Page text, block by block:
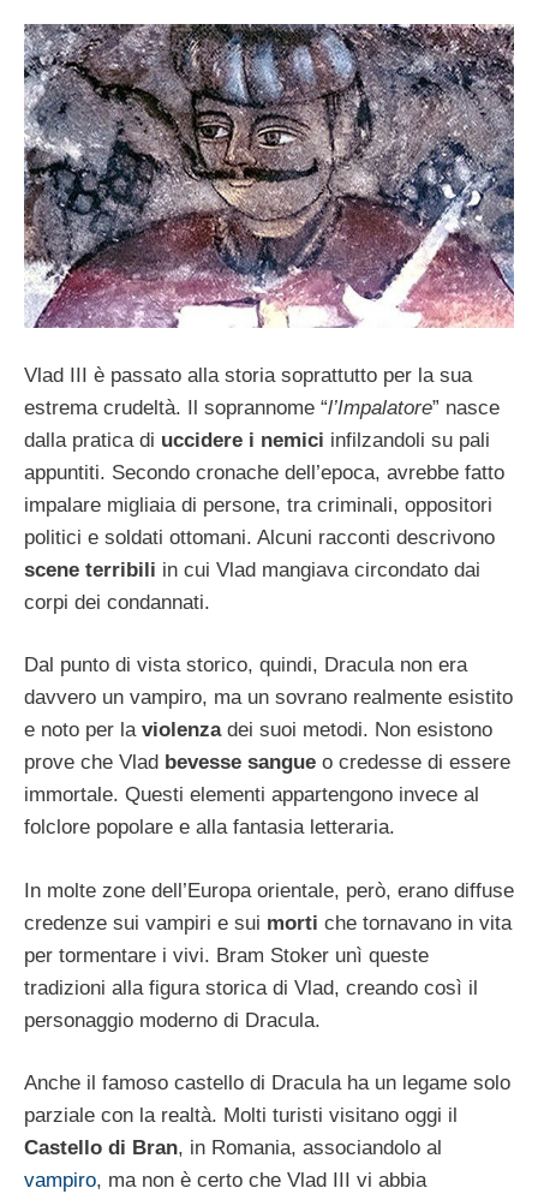
Vlad III è passato alla storia soprattutto per la sua
estrema crudeltà. Il soprannome “l’Impalatore” nasce
dalla pratica di uccidere i nemici infilzandoli su pali
appuntiti. Secondo cronache dell’epoca, avrebbe fatto
impalare migliaia di persone, tra criminali, oppositori
politici e soldati ottomani. Alcuni racconti descrivono
scene terribili in cui Vlad mangiava circondato dai
corpi dei condannati.
Dal punto di vista storico, quindi, Dracula non era
davvero un vampiro, ma un sovrano realmente esistito
e noto per la violenzadei suoi metodi. Non esistono
prove che Vlad bevesse sangue o credesse di essere
immortale. Questi elementi appartengono invece al
folclore popolare e alla fantasia letteraria.
In molte zone dell’Europa orientale, però, erano diffuse
credenze sui vampiri e sui morti che tornavano in vita
per tormentare i vivi. Bram Stoker unì queste
tradizioni alla figura storica di Vlad, creando così il
personaggio moderno di Dracula.
Anche il famoso castello di Dracula ha un legame solo
parziale con la realtà. Molti turisti visitano oggi il
Castello di Bran, in Romania, associandolo al
vampiro, ma non è certo che Vlad III vi abbia